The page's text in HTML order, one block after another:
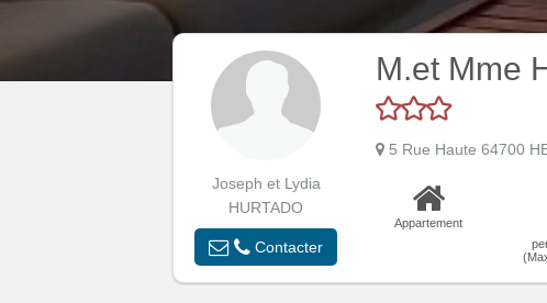
Joseph et Lydia
HURTADO
Contacter
M.et Mme
5 Rue Haute 64700
Appartement